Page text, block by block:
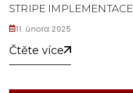
STRIPE IMPLEMENTACE
11. února 2025
Čtěte více